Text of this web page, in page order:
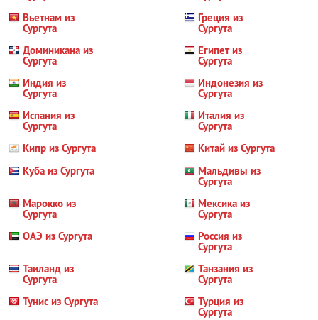
Вьетнам из
Сургута
Греция из
Сургута
Доминикана из
Сургута
Египет из
Сургута
Индия из
Сургута
Индонезия из
Сургута
Испания из
Сургута
Италия из
Сургута
Кипр из Сургута
Китай из Сургута
Куба из Сургута
Мальдивы из
Сургута
Марокко из
Сургута
Мексика из
Сургута
ОАЭ из Сургута
Россия из
Сургута
Таиланд из
Сургута
Танзания из
Сургута
Тунис из Сургута
Турция из
Сургута